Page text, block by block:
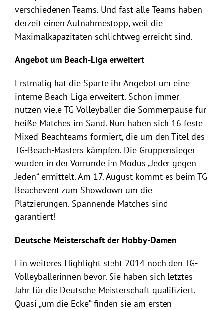
verschiedenen Teams. Und fast alle Teams haben
derzeit einen Aufnahmestopp, weil die
Maximalkapazitäten schlichtweg erreicht sind.
Angebot um Beach-Liga erweitert
Erstmalig hat die Sparte ihr Angebot um eine
interne Beach-Liga erweitert. Schon immer
nutzen viele TG-Volleyballer die Sommerpause für
heiße Matches im Sand. Nun haben sich 16 feste
Mixed-Beachteams formiert, die um den Titel des
TG-Beach-Masters kämpfen. Die Gruppensieger
wurden in der Vorrunde im Modus „Jeder gegen
Jeden“ ermittelt. Am 17. August kommt es beim TG
Beachevent zum Showdown um die
Platzierungen. Spannende Matches sind
garantiert!
Deutsche Meisterschaft der Hobby-Damen
Ein weiteres Highlight steht 2014 noch den TG-
Volleyballerinnen bevor. Sie haben sich letztes
Jahr für die Deutsche Meisterschaft qualifiziert.
Quasi „um die Ecke“ finden sie am ersten